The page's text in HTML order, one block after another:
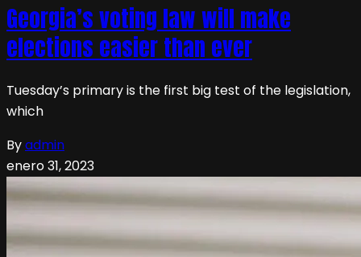
Georgia’s voting law will make
elections easier than ever
Tuesday’s primary is the first big test of the legislation,
which
Byadmin
enero 31, 2023